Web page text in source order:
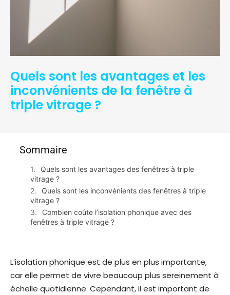
Quels sont les avantages et les
inconvénients de la fenêtre à
triple vitrage ?
Sommaire
Quels sont les avantages des fenêtres à triple
vitrage ?
Quels sont les inconvénients des fenêtres à triple
vitrage ?
Combien coûte l’isolation phonique avec des
fenêtres à triple vitrage ?
L’isolation phonique est de plus en plus importante,
car elle permet de vivre beaucoup plus sereinement à
échelle quotidienne. Cependant, il est important de